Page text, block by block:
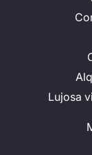
Lujosa